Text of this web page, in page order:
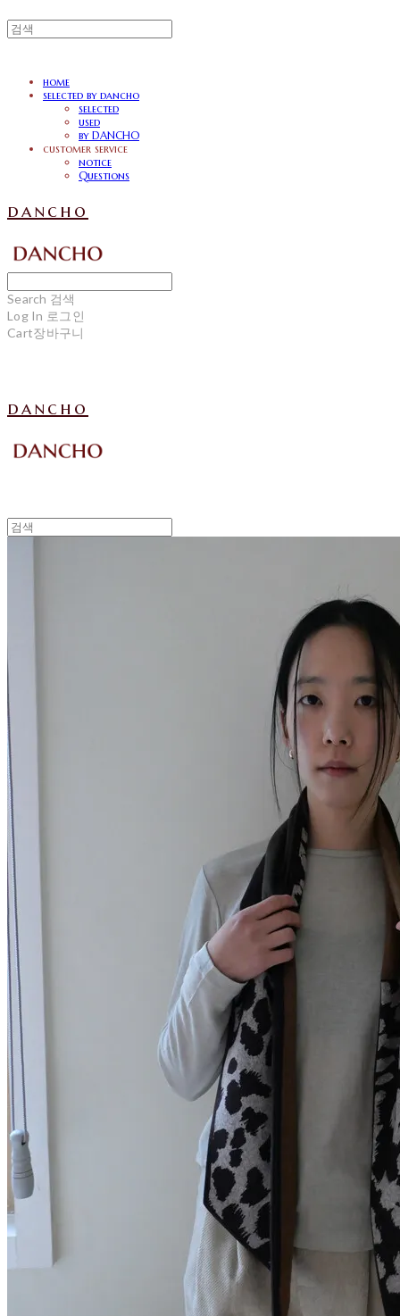
home
selected by dancho
selected
used
by DANCHO
customer service
notice
Questions
dancho
Search 검색
Log In 로그인
Cart장바구니
dancho